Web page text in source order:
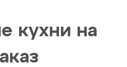
кухни на